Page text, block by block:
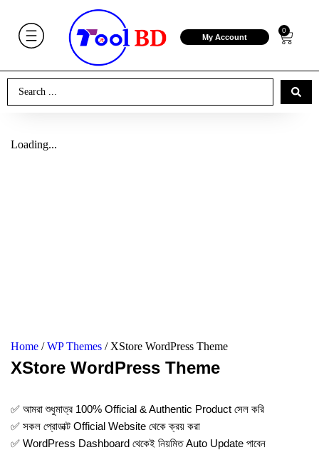
My Account
0
Loading...
Home /WP Themes / XStore WordPress Theme
XStore WordPress Theme
✅ আমরা শুধুমাত্র 100% Official & Authentic Product সেল করি
✅ সকল প্রোডাক্ট Official Website থেকে ক্রয় করা
✅ WordPress Dashboard থেকেই নিয়মিত Auto Update পাবেন